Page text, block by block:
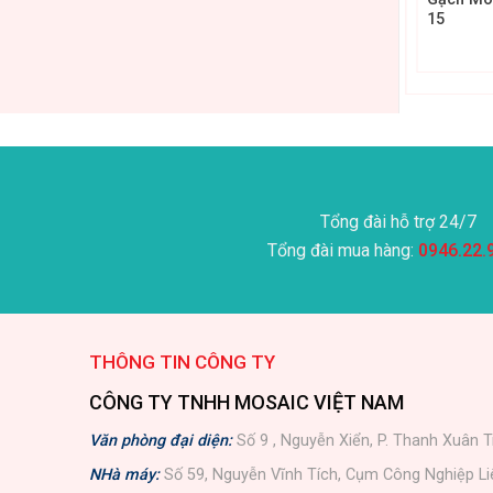
15
Tổng đài hỗ trợ 24/7
Tổng đài mua hàng:
THÔNG TIN CÔNG TY
CÔNG TY TNHH MOSAIC VIỆT NAM
Văn phòng đại diện:Số 9 , Nguyễn Xiển, P. Thanh Xuân
NHà máy: Số 59, Nguyễn Vĩnh Tích, Cụm Công Nghiệp